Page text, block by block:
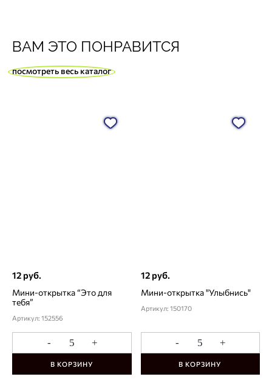
ВАМ ЭТО ПОНРАВИТСЯ
посмотреть весь каталог
12 руб.
Мини-открытка “Это для
тебя”
Артикул: 152556
- +
В КОРЗИНУ
12 руб.
Мини-открытка "Улыбнись"
Артикул: 150170
- +
В КОРЗИНУ